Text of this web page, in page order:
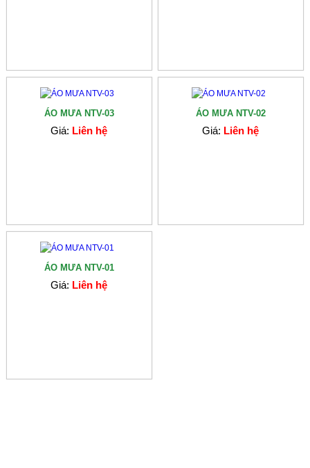
ÁO MƯA NTV-03
Giá: Liên hệ
ÁO MƯA NTV-02
Giá: Liên hệ
ÁO MƯA NTV-01
Giá: Liên hệ